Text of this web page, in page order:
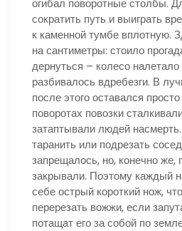
сократить путь и выиграть
к каменной тумбе вплотную.
на сантиметры: стоило
дернуться – колесо
разбивалось вдребезги. В
после этого оставался
поворотах повозки
затаптывали людей
таранить или подрезать
запрещалось, но, конечно же,
закрывали. Поэтому каждый
себе острый короткий нож,
перерезать вожжи, если
потащат его за собой по